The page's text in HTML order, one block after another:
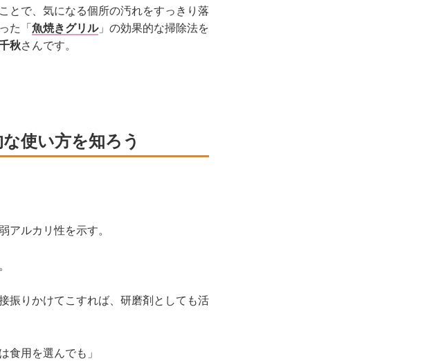
とで、気になる個所の汚れをすっきり落
た「 魚焼きグリル」の効果的な掃除法を
秋さんです。
使い方を知ろう
アルカリ性を示す。
振りかけてこすれば、研磨剤としても活
食用を選んでも」